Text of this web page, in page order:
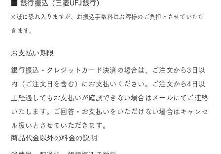
■ 銀行振込（三菱UFJ銀行）
※誠に恐れ入りますが、お振込手数料はお客様のご負担とさせていただ
きます。
お支払い期限
銀行振込・クレジットカード決済の場合は、ご注文から3日以
内（ご注文日を含む）にお支払いください。ご注文から4日以
上経過してもお支払いが確認できない場合はメールにてご連絡
いたします。ご回答・お支払いをいただけない場合はキャンセ
ル扱いとさせていただきます。
商品代金以外の料金の説明